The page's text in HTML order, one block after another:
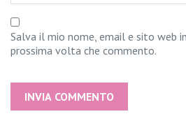
Salva il mio nome, email e sito web
prossima volta che commento.